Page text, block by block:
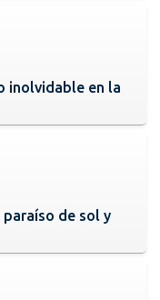
inolvidable en la
paraíso de sol y